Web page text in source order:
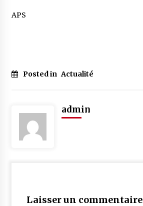
APS
Posted in Actualité
admin
Laisser un commentaire